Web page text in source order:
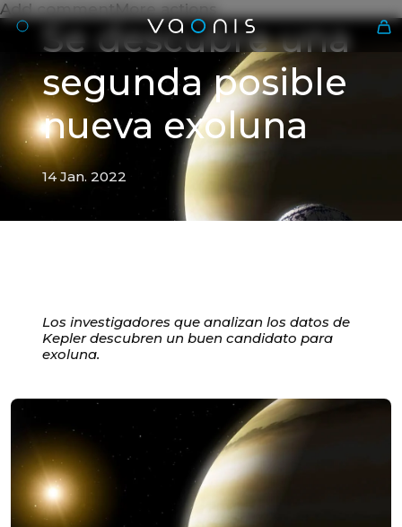
Add commentMore actions
Se descubre una
segunda posible
nueva exoluna
14 Jan. 2022
Los investigadores que analizan los datos de
Kepler descubren un buen candidato para
exoluna.
14 Jan. 2022
posible nueva exoluna